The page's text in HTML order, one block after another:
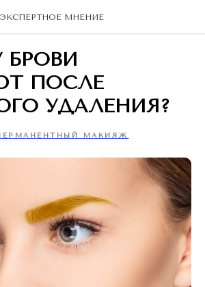
ЭКСПЕРТНОЕ МНЕНИЕ
БРОВИ
ПОСЛЕ
УДАЛЕНИЯ?
МАКИЯЖ